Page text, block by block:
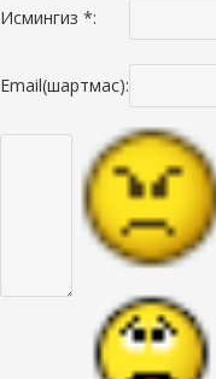
Исмингиз *:
Email(шартмас):